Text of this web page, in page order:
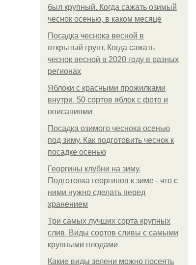
был крупный. Когда сажать озимый
чеснок осенью, в каком месяце
Посадка чеснока весной в
открытый грунт. Когда сажать
чеснок весной в 2020 году в разных
регионах
Яблоки с красными прожилками
внутри. 50 сортов яблок с фото и
описаниями
Посадка озимого чеснока осенью
под зиму. Как подготовить чеснок к
посадке осенью
Георгины клубни на зиму.
Подготовка георгинов к зиме - что с
ними нужно сделать перед
хранением
Три самых лучших сорта крупных
слив. Виды сортов сливы с самыми
крупными плодами
Какие виды зелени можно посеять